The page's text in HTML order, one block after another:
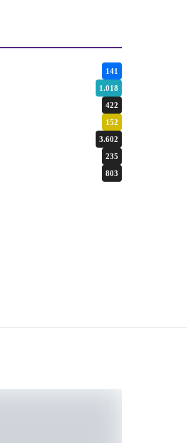
141
1.018
422
152
3.602
235
803